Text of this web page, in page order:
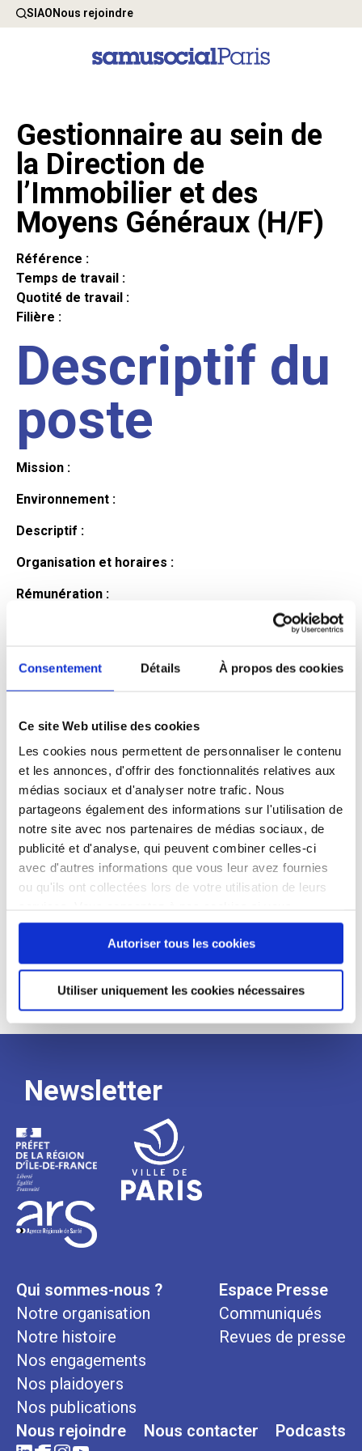
Consentement Détails À propos des cookies
Ce site Web utilise des cookies
Les cookies nous permettent de personnaliser le contenu
et les annonces, d'offrir des fonctionnalités relatives aux
médias sociaux et d'analyser notre trafic. Nous
partageons également des informations sur l'utilisation de
notre site avec nos partenaires de médias sociaux, de
publicité et d'analyse, qui peuvent combiner celles-ci
avec d'autres informations que vous leur avez fournies
ou qu'ils ont collectées lors de votre utilisation de leurs
continuez à utiliser notre site Web.
Autoriser tous les cookies
Utiliser uniquement les cookies nécessaires
SIAONous rejoindre
Gestionnaire au sein de
la Direction de
l’Immobilier et des
Moyens Généraux (H/F)
Référence :
Temps de travail :
Quotité de travail :
Filière :
Descriptif du
poste
Mission :
Environnement :
Descriptif :
Organisation et horaires :
Rémunération :
Profil du
candidat
Qualifications et diplômes :
Profil recherché :
Processus
de
recrutement
Newsletter
Qui sommes-nous ?
Notre organisation
Notre histoire
Nos engagements
Nos plaidoyers
Nos publications
Espace Presse
Communiqués
Revues de presse
Nous rejoindre Nous contacter Podcasts